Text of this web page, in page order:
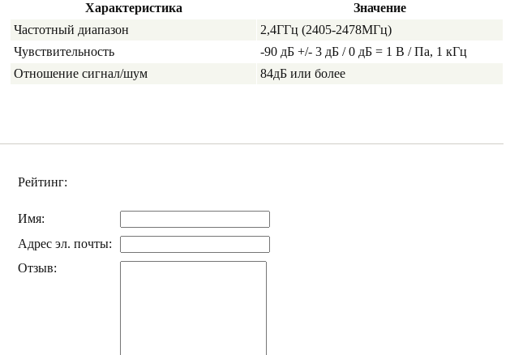
Характеристика
Значение
Частотный диапазон
2,4ГГц (2405-2478МГц)
Чувствительность
-90 дБ +/- 3 дБ / 0 дБ = 1 В / Па, 1 кГц
Отношение сигнал/шум
84дБ или более
Рейтинг:
Имя:
Адрес эл. почты:
Отзыв: